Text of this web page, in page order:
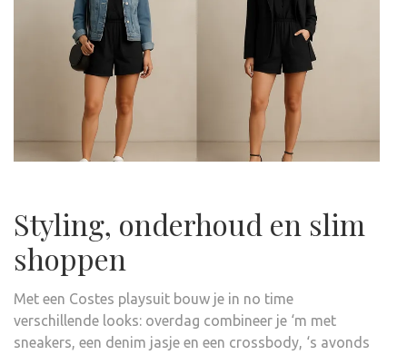
Styling, onderhoud en slim
shoppen
Met een Costes playsuit bouw je in no time
verschillende looks: overdag combineer je ‘m met
sneakers, een denim jasje en een crossbody, ‘s avonds